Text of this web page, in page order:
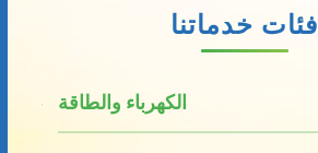
فئات خدماتنا
الكهرباء والطاقة